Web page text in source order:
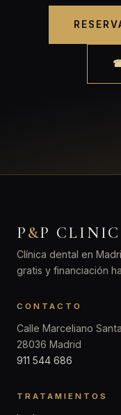
P&P CLINIC
Clínica dental en
gratis y financiación
CONTACTO
Calle Marceliano Santa
28036 Madrid
911 544 686
TRATAMIENTOS